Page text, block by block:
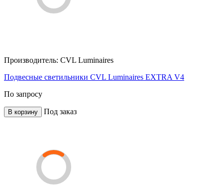
Производитель: CVL Luminaires
Подвесные светильники CVL Luminaires EXTRA V4
По запросу
В корзину Под заказ